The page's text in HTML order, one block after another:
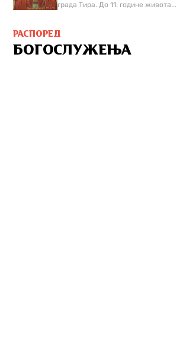
града Тира. До 11. године живота...
РАСПОРЕД
БОГОСЛУЖЕЊА